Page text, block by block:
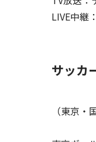
LIVE中継
サッカ
（東京・